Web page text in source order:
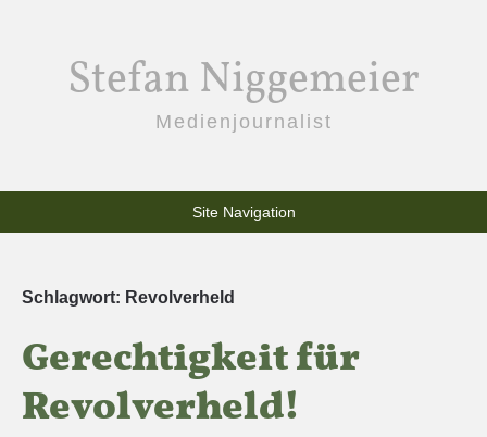
Stefan Niggemeier
Medienjournalist
Site Navigation
Schlagwort: Revolverheld
Gerechtigkeit für
Revolverheld!